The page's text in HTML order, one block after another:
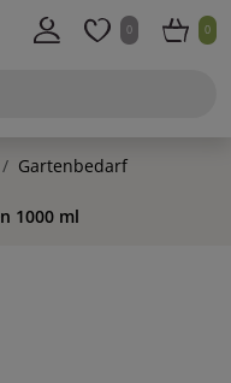
0 0
Gartenbedarf
1000 ml